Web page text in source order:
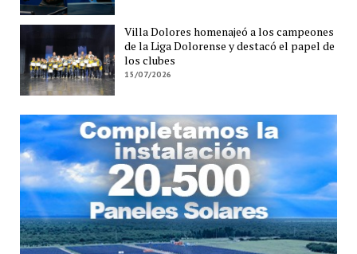
Villa Dolores homenajeó a los campeones
de la Liga Dolorense y destacó el papel de
los clubes
15/07/2026